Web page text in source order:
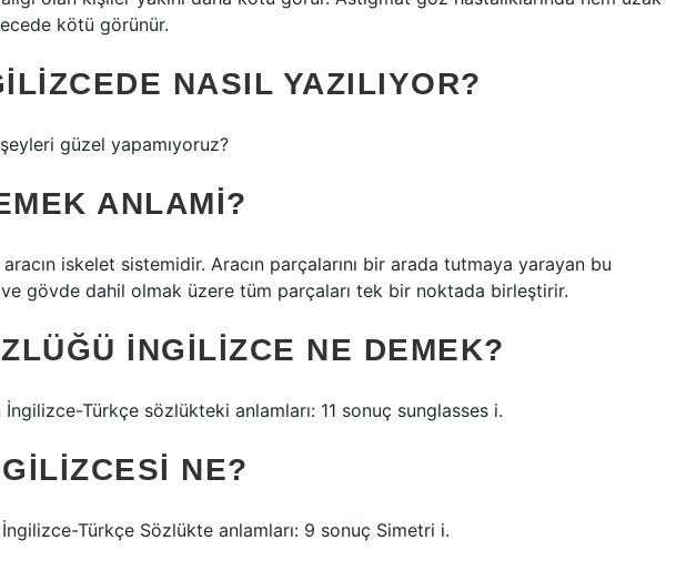
kötü görünür.
NASIL YAZILIYOR?
güzel yapamıyoruz?
ANLAMI?
iskelet sistemidir. Aracın parçalarını bir arada tutmaya yarayan bu
gövde dahil olmak üzere tüm parçaları tek bir noktada birleştirir.
INGILIZCE NE DEMEK?
İngilizce-Türkçe sözlükteki anlamları: 11 sonuç sunglasses i.
NE?
Türkçe Sözlükte anlamları: 9 sonuç Simetri i.